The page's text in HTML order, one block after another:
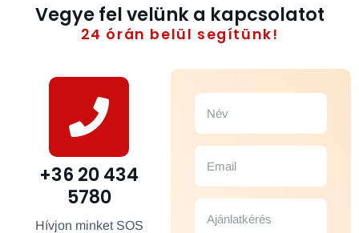
Vegye fel velünk a kapcsolatot
24 órán belül segítünk!
+36 20 434
5780
Hívjon minket SOS